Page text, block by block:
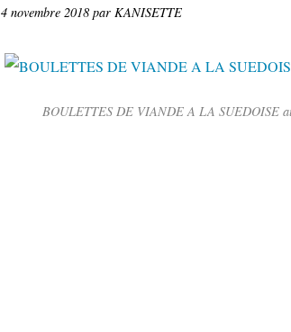
4 novembre 2018 par KANISETTE
BOULETTES DE VIANDE A LA SUEDOISE